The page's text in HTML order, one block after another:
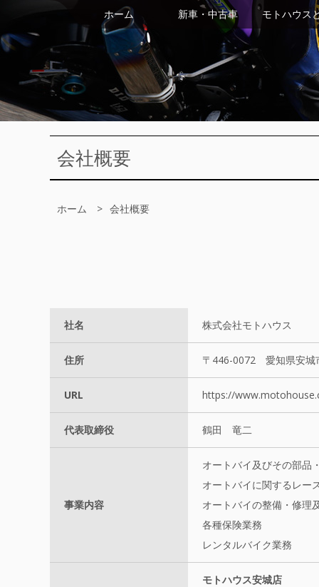
ホーム 新車・中古車 モトハウス
会社概要
ホーム 会社概要
社名 株式会社モトハウス
住所 〒446-0072 愛知県安城
URL https://
代表取締役 鶴田 竜二
事業内容
オートバイ及びその部品
オートバイに関するレー
オートバイの整備・修理
各種保険業務
レンタルバイク業務
モトハウス安城店